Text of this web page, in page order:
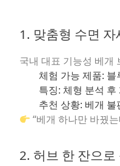
1. 맞춤형 수면
국내 대표 기능성 베개
체험 가능 제품: 블
특징: 체형 분석 후
추천 상황: 베개 불
“베개 하나만 바꿨
2. 허브 한 잔으